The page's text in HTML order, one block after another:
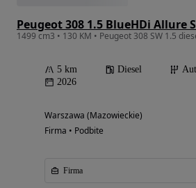
Peugeot 308 1.5 BlueHDi Allure
1499 cm3 • 130 KM • Peugeot 308 SW 1.5
5 km Diesel
2026
Warszawa (Mazowieckie)
Firma • Podbite
Firma